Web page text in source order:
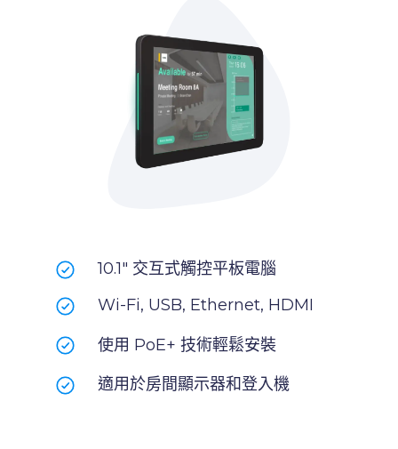
10.1" 交互式觸控平板電腦
Wi-Fi, USB, Ethernet, HDMI
使用 PoE+ 技術輕鬆安裝
適用於房間顯示器和登入機